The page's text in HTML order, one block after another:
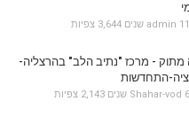
admin 11 שנים 3,644 צפיות
מתוק - מרכז "נתיב הלב" בהרצליה-
התחדשות
Shahar-vod 6 שנים 2,143 צפיות